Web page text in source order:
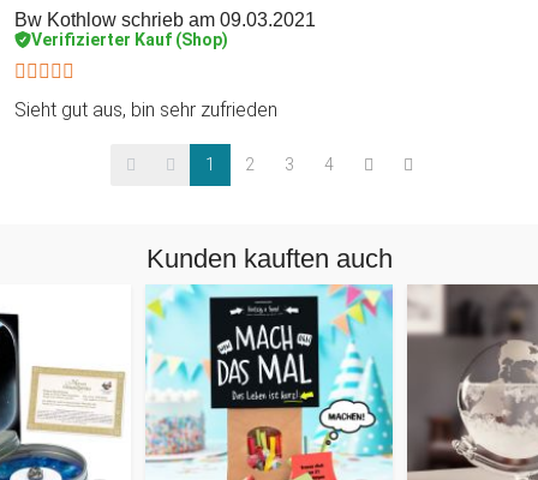
Bw Kothlow schrieb am 09.03.2021
Verifizierter Kauf (Shop)
Sieht gut aus, bin sehr zufrieden
1 2 3 4
Kunden kauften auch